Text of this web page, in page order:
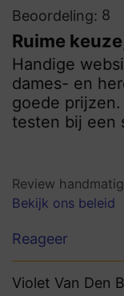
Beoordeling: 8
Ruime
Handige
dames- en
goede
testen bij een
Review
Bekijk ons beleid
Reageer
Violet Van Den